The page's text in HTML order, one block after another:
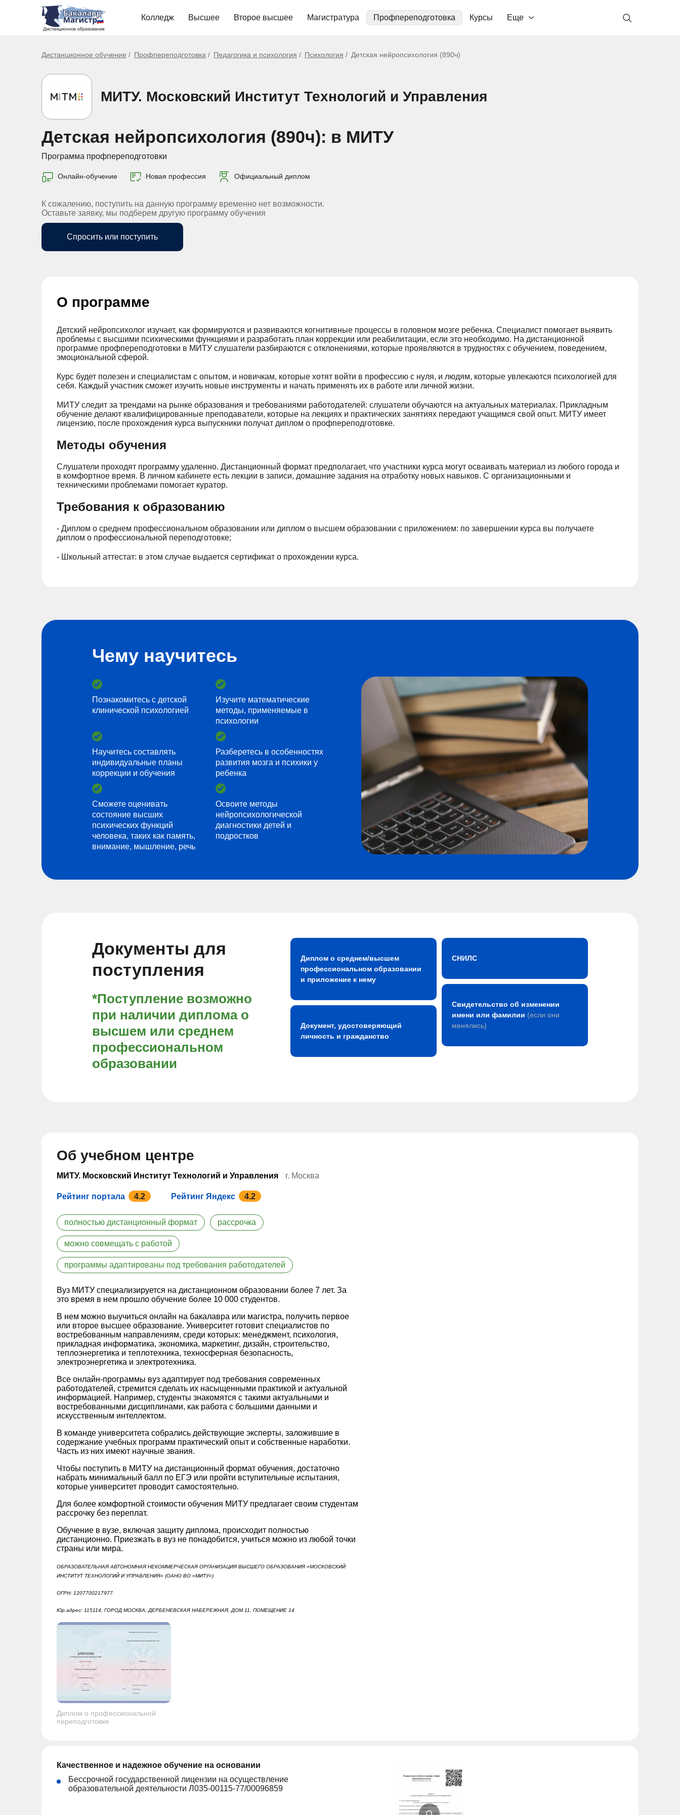
Колледж Высшее Второе высшее Магистратура Профпереподготовка Курсы Еще
Дистанционное обучение Профпереподготовка Педагогика и психология Психология Детская нейропсихология (890ч)
МИТУ. Московский Институт Технологий и Управления
Детская нейропсихология (890ч): в МИТУ
Программа профпереподготовки
Онлайн-обучение Новая профессия Официальный диплом
К сожалению, поступить на данную программу временно нет возможности.
Оставьте заявку, мы подберем другую программу обучения
Спросить или поступить
О программе
Детский нейропсихолог изучает, как формируются и развиваются когнитивные процессы в головном мозге ребенка. Специалист помогает выявить
проблемы с высшими психическими функциями и разработать план коррекции или реабилитации, если это необходимо. На дистанционной
программе профпереподготовки в МИТУ слушатели разбираются с отклонениями, которые проявляются в трудностях с обучением, поведением,
эмоциональной сферой.
Курс будет полезен и специалистам с опытом, и новичкам, которые хотят войти в профессию с нуля, и людям, которые увлекаются психологией для
себя. Каждый участник сможет изучить новые инструменты и начать применять их в работе или личной жизни.
МИТУ следит за трендами на рынке образования и требованиями работодателей: слушатели обучаются на актуальных материалах. Прикладным
обучение делают квалифицированные преподаватели, которые на лекциях и практических занятиях передают учащимся свой опыт. МИТУ имеет
лицензию, после прохождения курса выпускники получат диплом о профпереподготовке.
Методы обучения
Слушатели проходят программу удаленно. Дистанционный формат предполагает, что участники курса могут осваивать материал из любого города и
в комфортное время. В личном кабинете есть лекции в записи, домашние задания на отработку новых навыков. С организационными и
техническими проблемами помогает куратор.
Требования к образованию
- Диплом о среднем профессиональном образовании или диплом о высшем образовании с приложением: по завершении курса вы получаете
диплом о профессиональной переподготовке;
- Школьный аттестат: в этом случае выдается сертификат о прохождении курса.
Чему научитесь
Познакомитесь с детской
клинической психологией
Изучите математические
методы, применяемые в
психологии
Научитесь составлять
индивидуальные планы
коррекции и обучения
Разберетесь в особенностях
развития мозга и психики у
ребенка
Сможете оценивать
состояние высших
психических функций
человека, таких как память,
внимание, мышление, речь
Освоите методы
нейропсихологической
диагностики детей и
подростков
Документы для
поступления
*Поступление возможно
при наличии диплома о
высшем или среднем
профессиональном
образовании
Диплом о среднем/высшем
профессиональном образовании
и приложение к нему
Документ, удостоверяющий
личность и гражданство
СНИЛС
Свидетельство об изменении
имени или фамилии (если они
менялись)
Об учебном центре
МИТУ. Московский Институт Технологий и Управления г. Москва
Рейтинг портала 4.2 Рейтинг Яндекс 4.2
полностью дистанционный формат рассрочка
можно совмещать с работой
программы адаптированы под требования работодателей
Вуз МИТУ специализируется на дистанционном образовании более 7 лет. За
это время в нем прошло обучение более 10 000 студентов.
В нем можно выучиться онлайн на бакалавра или магистра, получить первое
или второе высшее образование. Университет готовит специалистов по
востребованным направлениям, среди которых: менеджмент, психология,
прикладная информатика, экономика, маркетинг, дизайн, строительство,
теплоэнергетика и теплотехника, техносферная безопасность,
электроэнергетика и электротехника.
Все онлайн-программы вуз адаптирует под требования современных
работодателей, стремится сделать их насыщенными практикой и актуальной
информацией. Например, студенты знакомятся с такими актуальными и
востребованными дисциплинами, как работа с большими данными и
искусственным интеллектом.
В команде университета собрались действующие эксперты, заложившие в
содержание учебных программ практический опыт и собственные наработки.
Часть из них имеют научные звания.
Чтобы поступить в МИТУ на дистанционный формат обучения, достаточно
набрать минимальный балл по ЕГЭ или пройти вступительные испытания,
которые университет проводит самостоятельно.
Для более комфортной стоимости обучения МИТУ предлагает своим студентам
рассрочку без переплат.
Обучение в вузе, включая защиту диплома, происходит полностью
дистанционно. Приезжать в вуз не понадобится, учиться можно из любой точки
страны или мира.
ОБРАЗОВАТЕЛЬНАЯ АВТОНОМНАЯ НЕКОММЕРЧЕСКАЯ ОРГАНИЗАЦИЯ ВЫСШЕГО ОБРАЗОВАНИЯ «МОСКОВСКИЙ
ИНСТИТУТ ТЕХНОЛОГИЙ И УПРАВЛЕНИЯ» (ОАНО ВО «МИТУ»)
ОГРН: 1207700217977
Юр.адрес: 115114, ГОРОД МОСКВА, ДЕРБЕНЕВСКАЯ НАБЕРЕЖНАЯ, ДОМ 11, ПОМЕЩЕНИЕ 14
Диплом о профессиональной
переподготовке
Качественное и надежное обучение на основании
Бессрочной государственной лицензии на осуществление
образовательной деятельности Л035-00115-77/00096859